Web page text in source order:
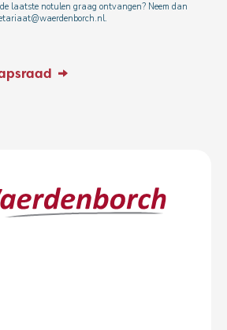
laatste notulen graag ontvangen? Neem dan
.